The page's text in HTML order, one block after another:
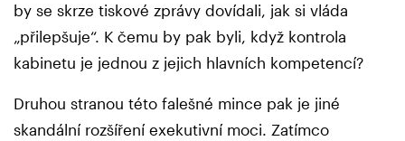
by se skrze tiskové zprávy dovídali, jak si vláda
„přilepšuje“. K čemu by pak byli, když kontrola
kabinetu je jednou z jejich hlavních kompetencí?
Druhou stranou této falešné mince pak je jiné
skandální rozšíření exekutivní moci. Zatímco